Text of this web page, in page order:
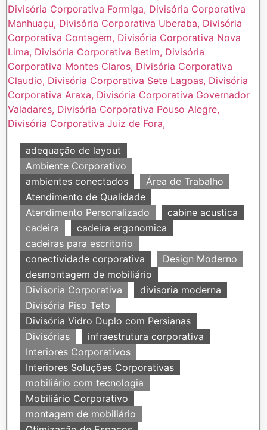
adequação de layout
Ambiente Corporativo
ambientes conectados
Área de Trabalho
Atendimento de Qualidade
Atendimento Personalizado
cabine acustica
cadeira
cadeira ergonomica
cadeiras para escritorio
conectividade corporativa
Design Moderno
desmontagem de mobiliário
Divisoria Corporativa
divisoria moderna
Divisória Piso Teto
Divisória Vidro Duplo com Persianas
Divisórias
infraestrutura corporativa
Interiores Corporativos
Interiores Soluções Corporativas
mobiliário com tecnologia
Mobiliário Corporativo
montagem de mobiliário